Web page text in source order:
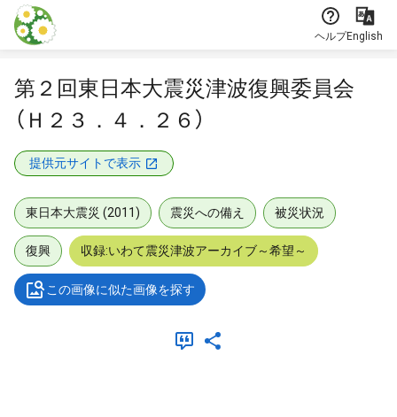
本文に飛ぶ
ヘルプEnglish
第２回東日本大震災津波復興委員会
（Ｈ２３．４．２６）
提供元サイトで表示
東日本大震災 (2011) 震災への備え 被災状況
復興 収録:いわて震災津波アーカイブ～希望～
この画像に似た画像を探す